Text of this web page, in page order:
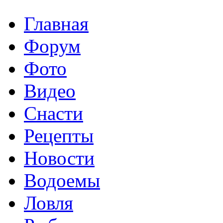
Главная
Форум
Фото
Видео
Снасти
Рецепты
Новости
Водоемы
Ловля